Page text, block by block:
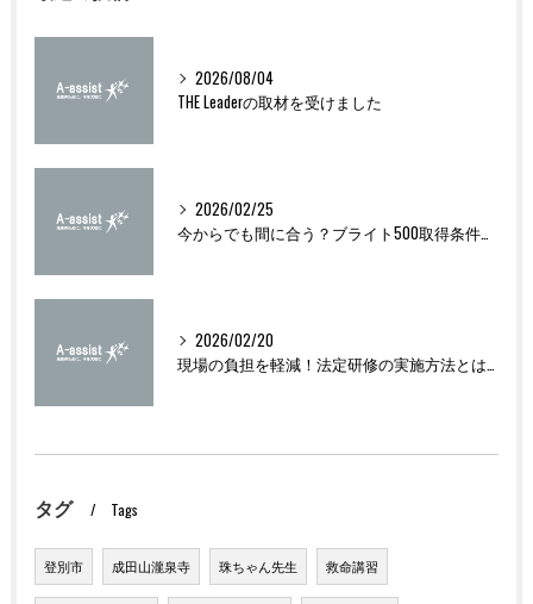
2026/08/04
THE Leaderの取材を受けました
2026/02/25
今からでも間に合う？ブライト500取得条件をわかりやすく解説
2026/02/20
現場の負担を軽減！法定研修の実施方法とは？
タグ Tags
登別市 成田山瀧泉寺 珠ちゃん先生 救命講習